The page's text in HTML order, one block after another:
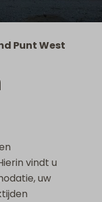
Punt West
vindt u
uw